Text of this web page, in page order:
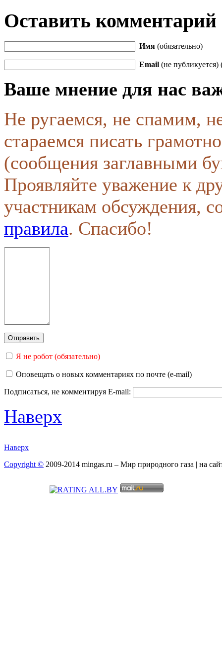
Оставить комментарий
Имя (обязательно)
Email (не публикуется)
Ваше мнение для нас
Не ругаемся, не спамим,
стараемся писать
(сообщения заглавными
Проявляйте уважение к
участникам обсуждения,
правила. Спасибо!
Я не робот (обязательно)
Оповещать о новых комментариях по почте (e-mail)
Подписаться, не комментируя E-mail:
Наверх
Наверх
Copyright © 2009-2014 mingas.ru – Мир природного газа | на